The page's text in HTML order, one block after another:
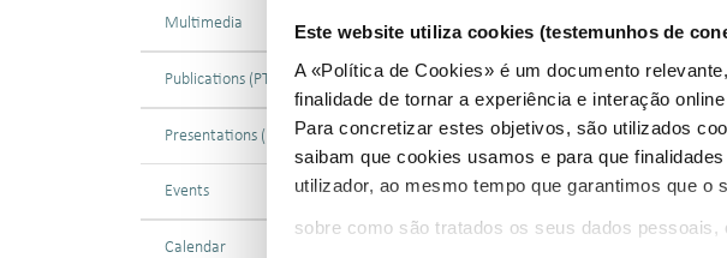
Este website utiliza cookies (testemunhos de
A «Política de Cookies» é um documento
finalidade de tornar a experiência e interação
Para concretizar estes objetivos, são utilizados
saibam que cookies usamos e para que
utilizador, ao mesmo tempo que garantimos que
sobre como são tratados os seus dados pessoais,
Multimedia
Publications (PT)
Presentations (PT)
Events
Calendar
Mais de 250
09/01/2018
Publicada em DR a